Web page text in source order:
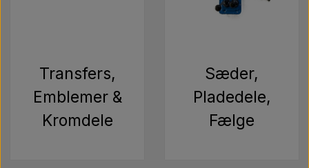
Transfers,
Emblemer &
Kromdele
Sæder,
Pladedele,
Fælge